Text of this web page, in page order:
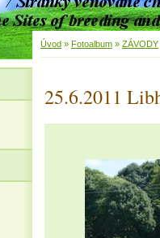
Úvod » Fotoalbum » ZÁVODY
25.6.2011